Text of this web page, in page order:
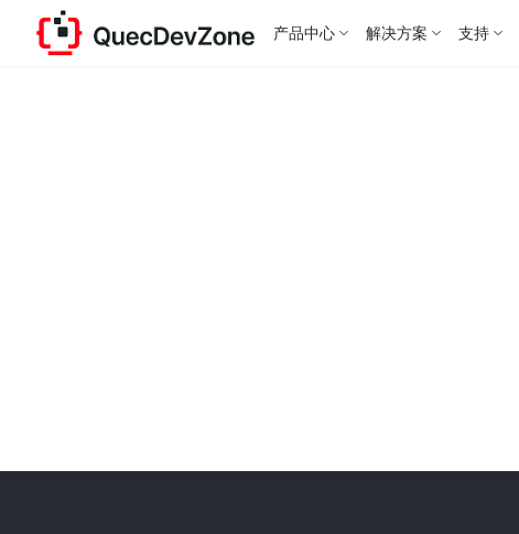
产品中心 解决方案 支持